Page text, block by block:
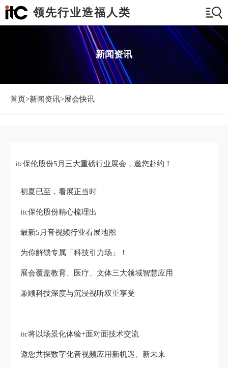
领先行业造福人类
新闻资讯
首页>新闻资讯>展会快讯
itc保伦股份5月三大重磅行业展会，邀您赴约！
初夏已至，看展正当时
itc保伦股份精心梳理出
最新5月音视频行业看展地图
为你解锁专属「科技引力场」！
展会覆盖教育、医疗、文体三大领域智慧应用
兼顾科技深度与沉浸视听双重享受
itc将以场景化体验+面对面技术交流
邀您共探数字化音视频应用新机遇、新未来